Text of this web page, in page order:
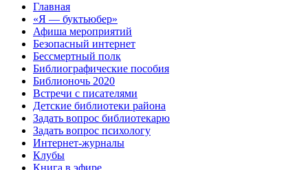
Главная
«Я — буктьюбер»
Афиша мероприятий
Безопасный интернет
Бессмертный полк
Библиографические пособия
Библионочь 2020
Встречи с писателями
Детские библиотеки района
Задать вопрос библиотекарю
Задать вопрос психологу
Интернет-журналы
Клубы